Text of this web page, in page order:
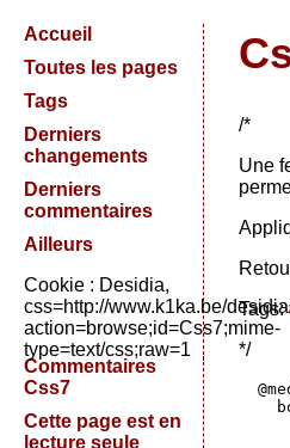
Accueil
Toutes les pages
Tags
Derniers
changements
Derniers
commentaires
Ailleurs
Cookie : Desidia,
css=http://www.k1ka.be/
action=browse;id=Css7;mime-
type=text/css;raw=1
/*
Une
Tags:
*/
Commentaires
Css7
Cette page est en
lecture seule